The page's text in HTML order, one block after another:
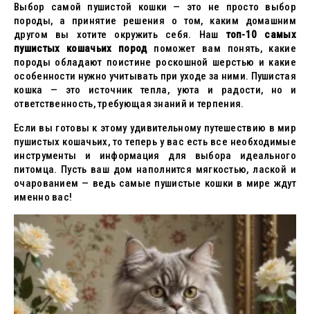
Выбор самой пушистой кошки — это не просто выбор
породы, а принятие решения о том, каким домашним
другом вы хотите окружить себя. Наш топ-10 самых
пушистых кошачьих породпоможет вам понять, какие
породы обладают поистине роскошной шерстью и какие
особенности нужно учитывать при уходе за ними. Пушистая
кошка — это источник тепла, уюта и радости, но и
ответственность, требующая знаний и терпения.
Если вы готовы к этому удивительному путешествию в мир
пушистых кошачьих, то теперь у вас есть все необходимые
инструменты и информация для выбора идеального
питомца. Пусть ваш дом наполнится мягкостью, лаской и
очарованием — ведь самые пушистые кошки в мире ждут
именно вас!